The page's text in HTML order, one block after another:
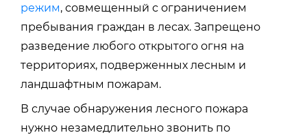
режим, совмещенный с ограничением
пребывания граждан в лесах. Запрещено
разведение любого открытого огня на
территориях, подверженных лесным и
ландшафтным пожарам.
В случае обнаружения лесного пожара
нужно незамедлительно звонить по